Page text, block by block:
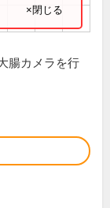
×閉じる
腸カメラを行